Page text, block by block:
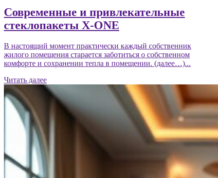
Современные и привлекательные
стеклопакеты X-ONE
В настоящий момент практически каждый собственник
жилого помещения старается заботиться о собственном
комфорте и сохранении тепла в помещении. (далее…)...
Читать далее